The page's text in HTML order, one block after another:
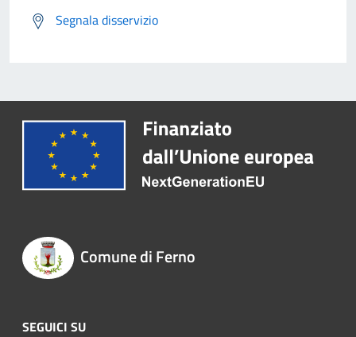
Segnala disservizio
Comune di Ferno
SEGUICI SU